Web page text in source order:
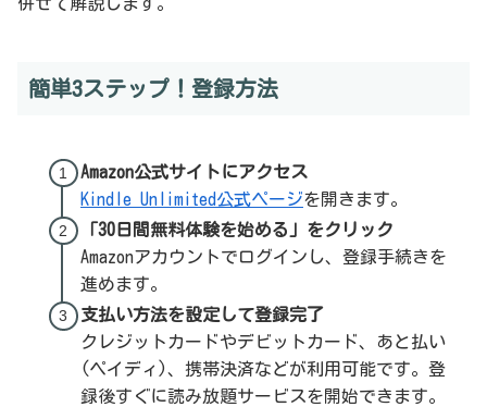
簡単3ステップ！登録方法
Amazon公式サイトにアクセス
Kindle Unlimited公式ページを開きます。
「30日間無料体験を始める」をクリック
Amazonアカウントでログインし、登録手続きを
進めます。
支払い方法を設定して登録完了
クレジットカードやデビットカード、あと払い
(ペイディ)、携帯決済などが利用可能です。登
録後すぐに読み放題サービスを開始できます。